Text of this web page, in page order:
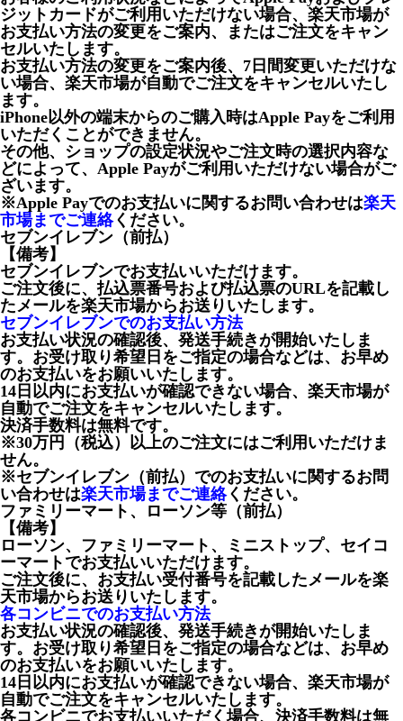
ジットカードがご利用いただけない場合、楽天市場が
お支払い方法の変更をご案内、またはご注文をキャン
セルいたします。
お支払い方法の変更をご案内後、7日間変更いただけな
い場合、楽天市場が自動でご注文をキャンセルいたし
ます。
iPhone以外の端末からのご購入時はApple Payをご利用
いただくことができません。
その他、ショップの設定状況やご注文時の選択内容な
どによって、Apple Payがご利用いただけない場合がご
ざいます。
※Apple Payでのお支払いに関するお問い合わせは楽天
市場までご連絡ください。
セブンイレブン（前払）
【備考】
セブンイレブンでお支払いいただけます。
ご注文後に、払込票番号および払込票のURLを記載し
たメールを楽天市場からお送りいたします。
セブンイレブンでのお支払い方法
お支払い状況の確認後、発送手続きが開始いたしま
す。お受け取り希望日をご指定の場合などは、お早め
のお支払いをお願いいたします。
14日以内にお支払いが確認できない場合、楽天市場が
自動でご注文をキャンセルいたします。
決済手数料は無料です。
※30万円（税込）以上のご注文にはご利用いただけま
せん。
※セブンイレブン（前払）でのお支払いに関するお問
い合わせは楽天市場までご連絡ください。
ファミリーマート、ローソン等（前払）
【備考】
ローソン、ファミリーマート、ミニストップ、セイコ
ーマートでお支払いいただけます。
ご注文後に、お支払い受付番号を記載したメールを楽
天市場からお送りいたします。
各コンビニでのお支払い方法
お支払い状況の確認後、発送手続きが開始いたしま
す。お受け取り希望日をご指定の場合などは、お早め
のお支払いをお願いいたします。
14日以内にお支払いが確認できない場合、楽天市場が
自動でご注文をキャンセルいたします。
各コンビニでお支払いいただく場合、決済手数料は無